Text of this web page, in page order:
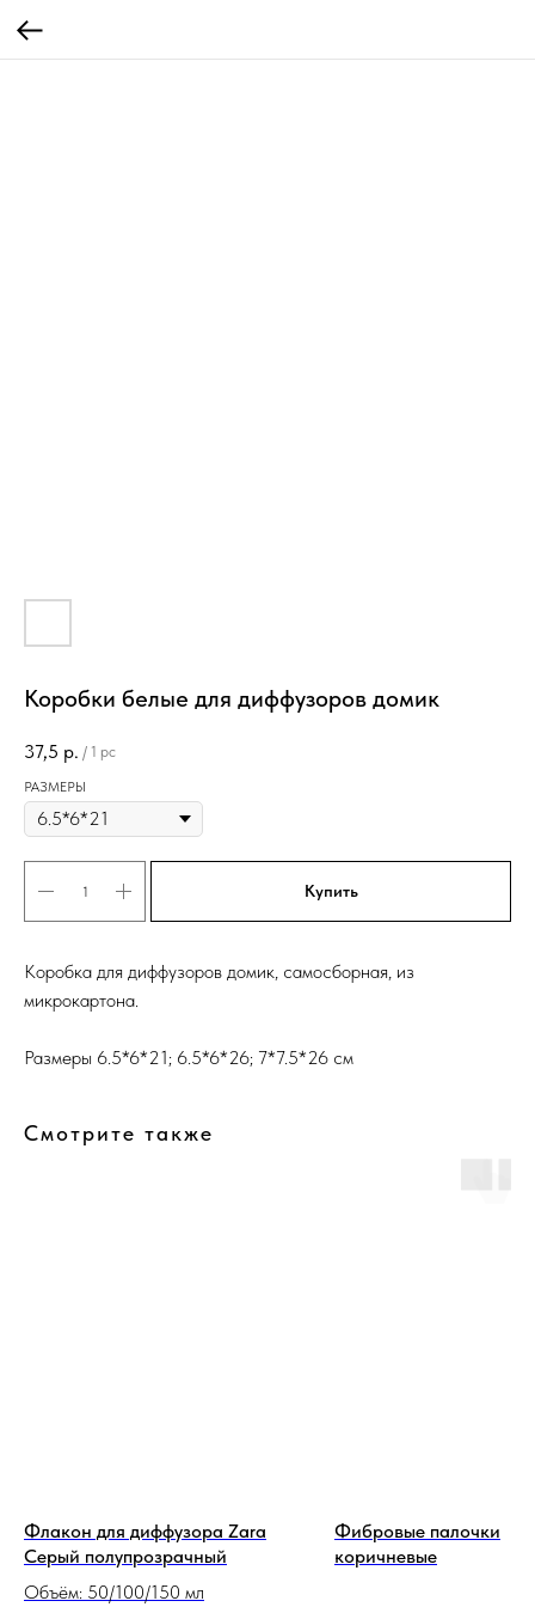
Коробки белые для диффузоров домик
37,5 р. / 1 pc
РАЗМЕРЫ
Купить
Коробка для диффузоров домик, самосборная, из
микрокартона.
Размеры 6.5*6*21; 6.5*6*26; 7*7.5*26 см
Смотрите также
Флакон для диффузора Zara
Серый полупрозрачный
Объём: 50/100/150 мл
Фибровые палочки
коричневые